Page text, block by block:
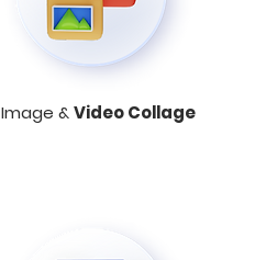
Image &Video Collage